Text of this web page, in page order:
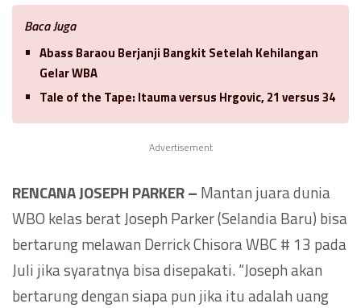
Baca Juga
Abass Baraou Berjanji Bangkit Setelah Kehilangan
Gelar WBA
Tale of the Tape: Itauma versus Hrgovic, 21 versus 34
Advertisement
RENCANA JOSEPH PARKER – Mantan juara dunia
WBO kelas berat Joseph Parker (Selandia Baru) bisa
bertarung melawan Derrick Chisora WBC # 13 pada
Juli jika syaratnya bisa disepakati. “Joseph akan
bertarung dengan siapa pun jika itu adalah uang